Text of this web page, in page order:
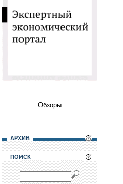
Обзоры
АРХИВ
ПОИСК